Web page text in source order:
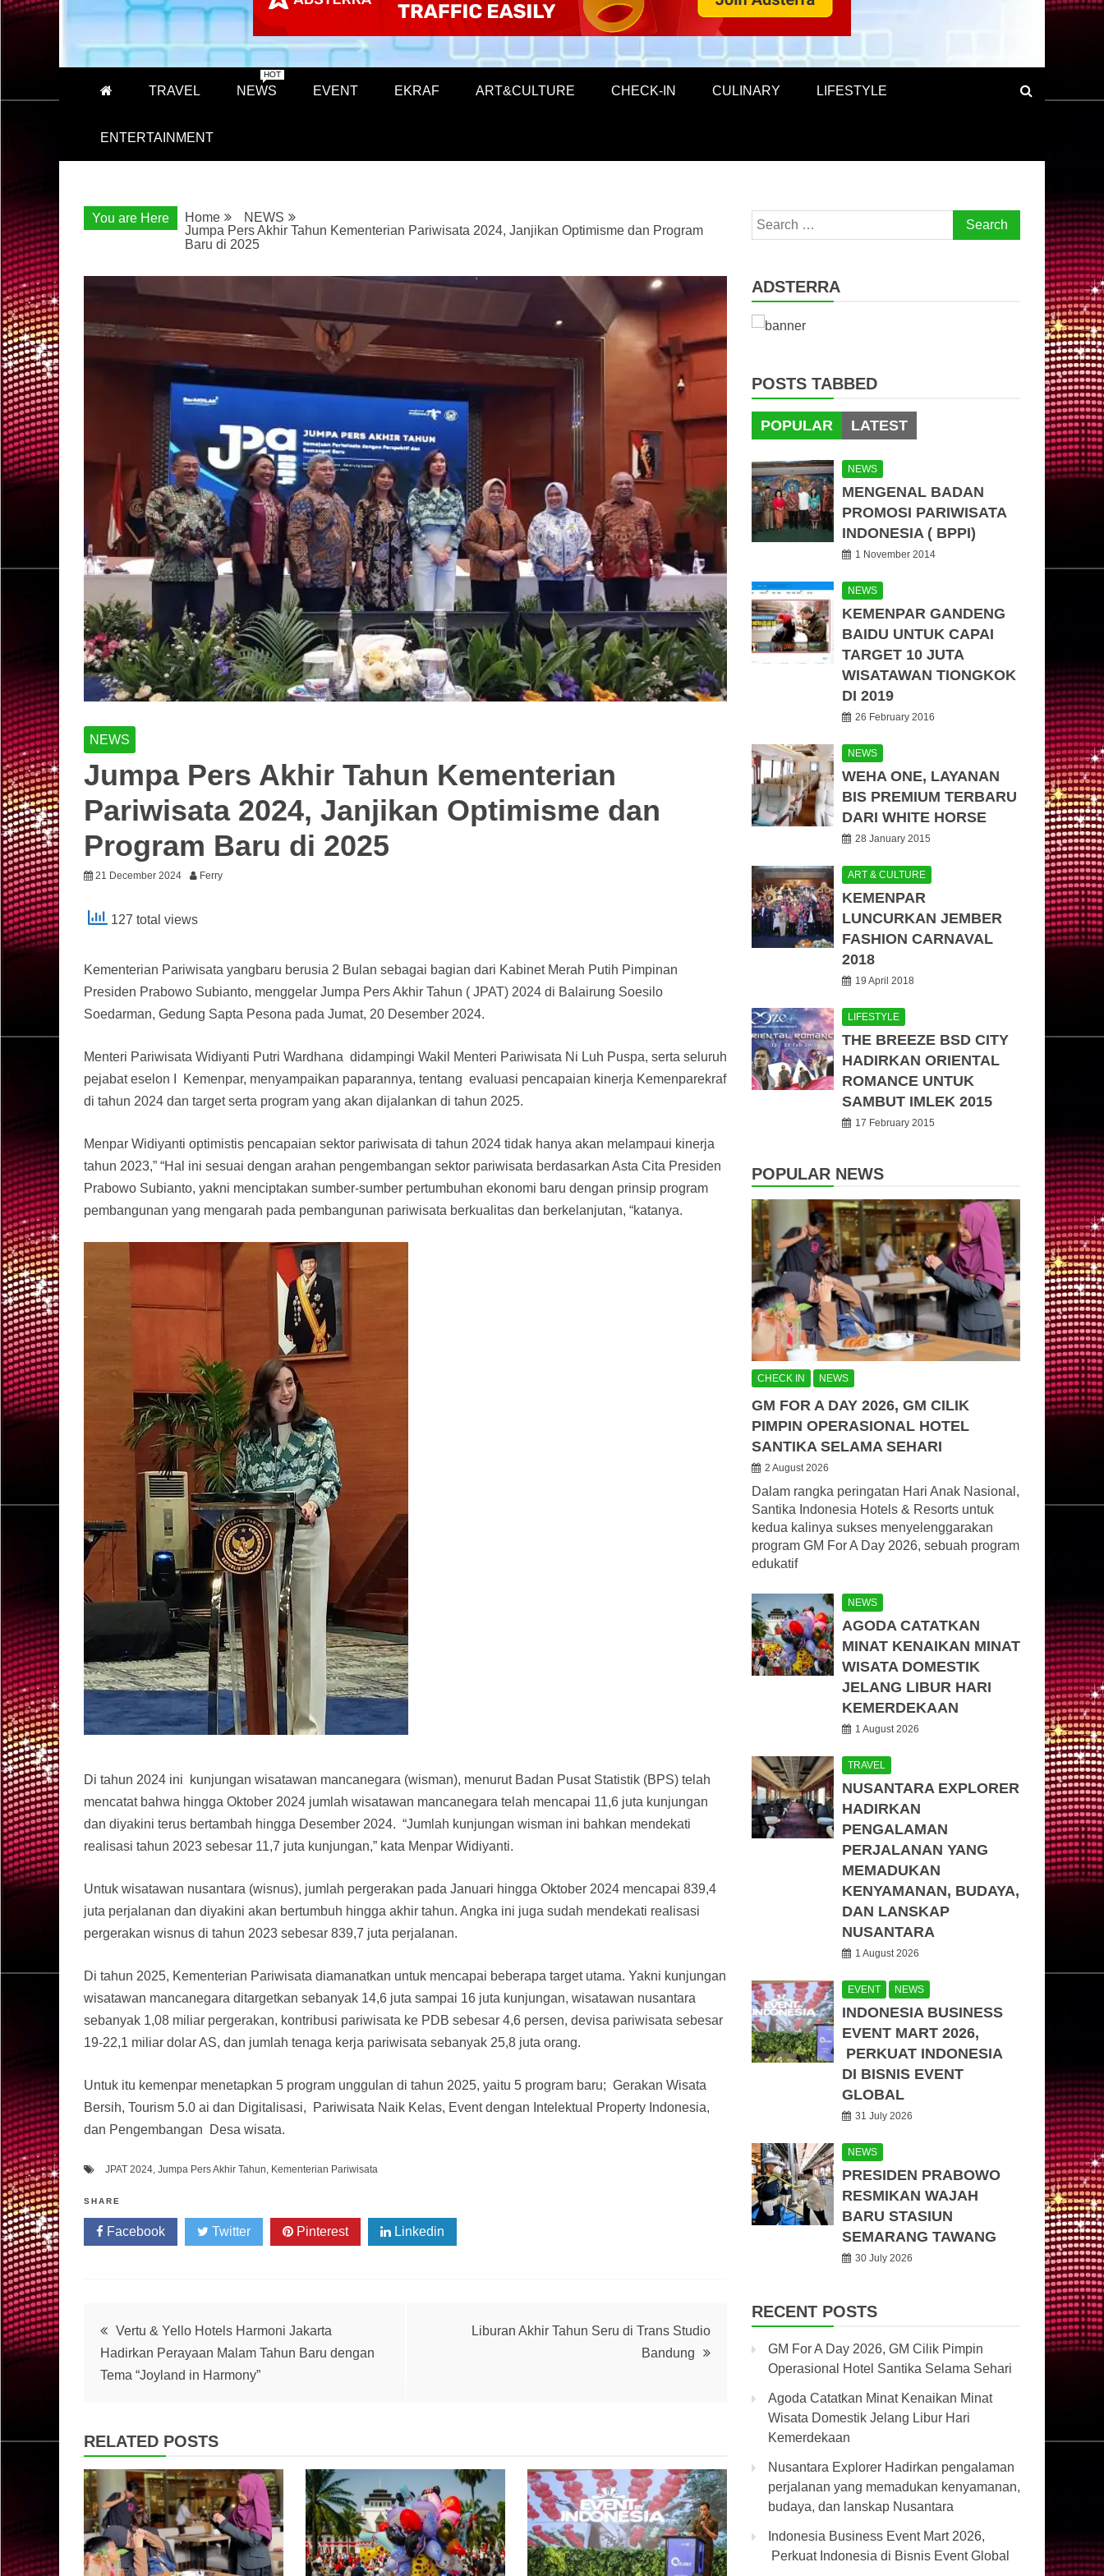
TRAVEL NEWS
HOT
EVENT EKRAF ART&CULTURE CHECK-IN CULINARY LIFESTYLE
ENTERTAINMENT
You are Here Home
NEWS
Jumpa Pers Akhir Tahun Kementerian Pariwisata 2024, Janjikan Optimisme dan Program
Baru di 2025
NEWS
Jumpa Pers Akhir Tahun Kementerian
Pariwisata 2024, Janjikan Optimisme dan
Program Baru di 2025
21 December 2024 Ferry
127 total views
Kementerian Pariwisata yangbaru berusia 2 Bulan sebagai bagian dari Kabinet Merah Putih Pimpinan
Presiden Prabowo Subianto, menggelar Jumpa Pers Akhir Tahun ( JPAT) 2024 di Balairung Soesilo
Soedarman, Gedung Sapta Pesona pada Jumat, 20 Desember 2024.
Menteri Pariwisata Widiyanti Putri Wardhana didampingi Wakil Menteri Pariwisata Ni Luh Puspa, serta seluruh
pejabat eselon I Kemenpar, menyampaikan paparannya, tentang evaluasi pencapaian kinerja Kemenparekraf
di tahun 2024 dan target serta program yang akan dijalankan di tahun 2025.
Menpar Widiyanti optimistis pencapaian sektor pariwisata di tahun 2024 tidak hanya akan melampaui kinerja
tahun 2023,” “Hal ini sesuai dengan arahan pengembangan sektor pariwisata berdasarkan Asta Cita Presiden
Prabowo Subianto, yakni menciptakan sumber-sumber pertumbuhan ekonomi baru dengan prinsip program
pembangunan yang mengarah pada pembangunan pariwisata berkualitas dan berkelanjutan, “katanya.
Di tahun 2024 ini kunjungan wisatawan mancanegara (wisman), menurut Badan Pusat Statistik (BPS) telah
mencatat bahwa hingga Oktober 2024 jumlah wisatawan mancanegara telah mencapai 11,6 juta kunjungan
dan diyakini terus bertambah hingga Desember 2024. “Jumlah kunjungan wisman ini bahkan mendekati
realisasi tahun 2023 sebesar 11,7 juta kunjungan,” kata Menpar Widiyanti.
Untuk wisatawan nusantara (wisnus), jumlah pergerakan pada Januari hingga Oktober 2024 mencapai 839,4
juta perjalanan dan diyakini akan bertumbuh hingga akhir tahun. Angka ini juga sudah mendekati realisasi
pergerakan wisnus di tahun 2023 sebesar 839,7 juta perjalanan.
Di tahun 2025, Kementerian Pariwisata diamanatkan untuk mencapai beberapa target utama. Yakni kunjungan
wisatawan mancanegara ditargetkan sebanyak 14,6 juta sampai 16 juta kunjungan, wisatawan nusantara
sebanyak 1,08 miliar pergerakan, kontribusi pariwisata ke PDB sebesar 4,6 persen, devisa pariwisata sebesar
19-22,1 miliar dolar AS, dan jumlah tenaga kerja pariwisata sebanyak 25,8 juta orang.
Untuk itu kemenpar menetapkan 5 program unggulan di tahun 2025, yaitu 5 program baru; Gerakan Wisata
Bersih, Tourism 5.0 ai dan Digitalisasi, Pariwisata Naik Kelas, Event dengan Intelektual Property Indonesia,
dan Pengembangan Desa wisata.
JPAT 2024 Jumpa Pers Akhir Tahun Kementerian Pariwisata
SHARE
Facebook Twitter Pinterest Linkedin
Post
navigation
Vertu & Yello Hotels Harmoni Jakarta
Hadirkan Perayaan Malam Tahun Baru dengan
Tema “Joyland in Harmony”
Liburan Akhir Tahun Seru di Trans Studio
Bandung
RELATED POSTS
Search
for:
ADSTERRA
POSTS TABBED
POPULAR LATEST
NEWS
MENGENAL BADAN
PROMOSI PARIWISATA
INDONESIA ( BPPI)
1 November 2014
NEWS
KEMENPAR GANDENG
BAIDU UNTUK CAPAI
TARGET 10 JUTA
WISATAWAN TIONGKOK
DI 2019
26 February 2016
NEWS
WEHA ONE, LAYANAN
BIS PREMIUM TERBARU
DARI WHITE HORSE
28 January 2015
ART & CULTURE
KEMENPAR
LUNCURKAN JEMBER
FASHION CARNAVAL
2018
19 April 2018
LIFESTYLE
THE BREEZE BSD CITY
HADIRKAN ORIENTAL
ROMANCE UNTUK
SAMBUT IMLEK 2015
17 February 2015
POPULAR NEWS
CHECK IN NEWS
GM FOR A DAY 2026, GM CILIK
PIMPIN OPERASIONAL HOTEL
SANTIKA SELAMA SEHARI
2 August 2026
Dalam rangka peringatan Hari Anak Nasional,
Santika Indonesia Hotels & Resorts untuk
kedua kalinya sukses menyelenggarakan
program GM For A Day 2026, sebuah program
edukatif
NEWS
AGODA CATATKAN
MINAT KENAIKAN MINAT
WISATA DOMESTIK
JELANG LIBUR HARI
KEMERDEKAAN
1 August 2026
TRAVEL
NUSANTARA EXPLORER
HADIRKAN
PENGALAMAN
PERJALANAN YANG
MEMADUKAN
KENYAMANAN, BUDAYA,
DAN LANSKAP
NUSANTARA
1 August 2026
EVENT NEWS
INDONESIA BUSINESS
EVENT MART 2026,
PERKUAT INDONESIA
DI BISNIS EVENT
GLOBAL
31 July 2026
NEWS
PRESIDEN PRABOWO
RESMIKAN WAJAH
BARU STASIUN
SEMARANG TAWANG
30 July 2026
RECENT POSTS
GM For A Day 2026, GM Cilik Pimpin
Operasional Hotel Santika Selama Sehari
Agoda Catatkan Minat Kenaikan Minat
Wisata Domestik Jelang Libur Hari
Kemerdekaan
Nusantara Explorer Hadirkan pengalaman
perjalanan yang memadukan kenyamanan,
budaya, dan lanskap Nusantara
Indonesia Business Event Mart 2026,
Perkuat Indonesia di Bisnis Event Global